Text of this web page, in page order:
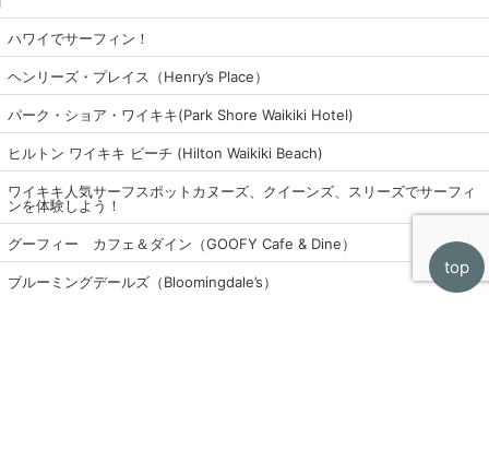
ハワイでサーフィン！
ヘンリーズ・プレイス（Henry’s Place）
パーク・ショア・ワイキキ(Park Shore Waikiki Hotel)
ヒルトン ワイキキ ビーチ (Hilton Waikiki Beach)
ワイキキ人気サーフスポットカヌーズ、クイーンズ、スリーズでサーフィ
ンを体験しよう！
グーフィー カフェ＆ダイン（GOOFY Cafe & Dine）
ブルーミングデールズ（Bloomingdale’s）
top